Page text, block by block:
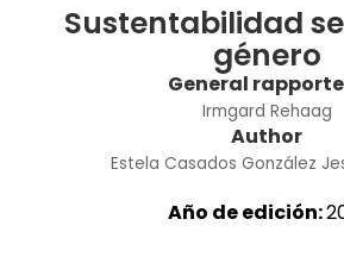
Sustentabilidad
género
General
Irmgard Rehaag
Author
Estela Casados González
Año de edición: